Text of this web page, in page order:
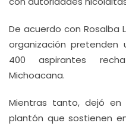
De acuerdo con Rosalba
organización
400 aspirantes
Michoacana.
Mientras tanto, dejó
plantón que sostienen